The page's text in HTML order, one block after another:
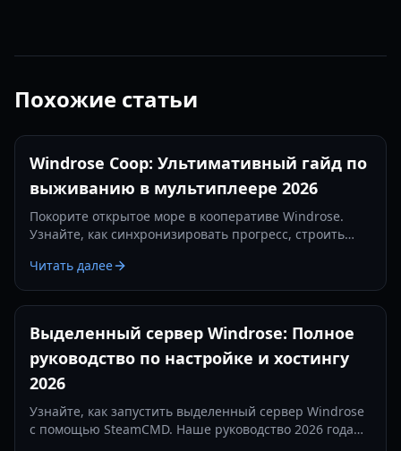
Похожие статьи
Windrose Coop: Ультимативный гайд по
выживанию в мультиплеере 2026
Покорите открытое море в кооперативе Windrose.
Узнайте, как синхронизировать прогресс, строить
проработанных руин вместе со своей командой в этом
подробном руководстве 2026 года.
Читать далее
Выделенный сервер Windrose: Полное
руководство по настройке и хостингу
2026
Узнайте, как запустить выделенный сервер Windrose
с помощью SteamCMD. Наше руководство 2026 года